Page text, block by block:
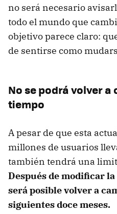
no será necesario
todo el mundo que
objetivo parece claro:
de sentirse como
No se podrá volver
tiempo
A pesar de que esta
millones de usuarios
también tendrá una
Después de modificar
será posible volver a
siguientes doce meses.